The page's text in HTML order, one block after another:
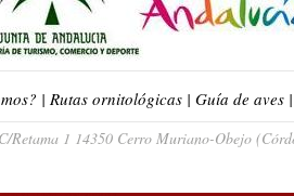
| Rutas ornitológicas | Guía de aves |
Retama 1 14350 Cerro Muriano-Obejo